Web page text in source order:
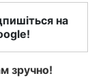
на
зручно!